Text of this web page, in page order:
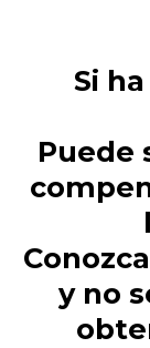
Si
Puede
y no